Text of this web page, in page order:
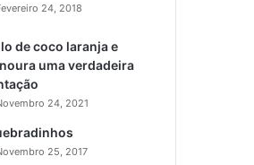
24, 2018
de coco laranja e
uma verdadeira
24, 2021
25, 2017